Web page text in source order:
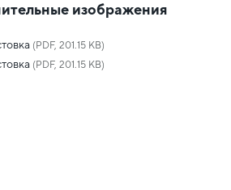
изображения
(PDF, 201.15 KB)
(PDF, 201.15 KB)